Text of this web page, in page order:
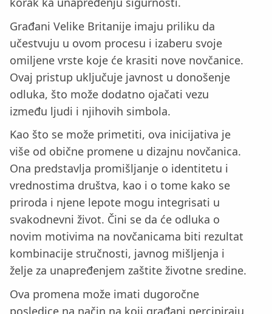
Građani Velike Britanije imaju priliku da
učestvuju u ovom procesu i izaberu svoje
omiljene vrste koje će krasiti nove novčanice.
Ovaj pristup uključuje javnost u donošenje
odluka, što može dodatno ojačati vezu
između ljudi i njihovih simbola.
Kao što se može primetiti, ova inicijativa je
više od obične promene u dizajnu novčanica.
Ona predstavlja promišljanje o identitetu i
vrednostima društva, kao i o tome kako se
priroda i njene lepote mogu integrisati u
svakodnevni život. Čini se da će odluka o
novim motivima na novčanicama biti rezultat
kombinacije stručnosti, javnog mišljenja i
želje za unapređenjem zaštite životne sredine.
Ova promena može imati dugoročne
posledice na način na koji građani percipiraju